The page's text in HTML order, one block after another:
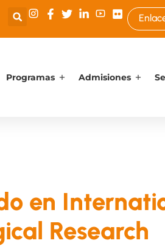
Programas Admisiones
en
Research